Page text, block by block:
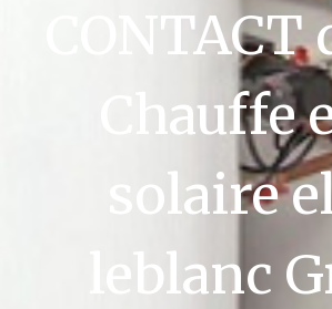
Chauffe
solaire
leblanc